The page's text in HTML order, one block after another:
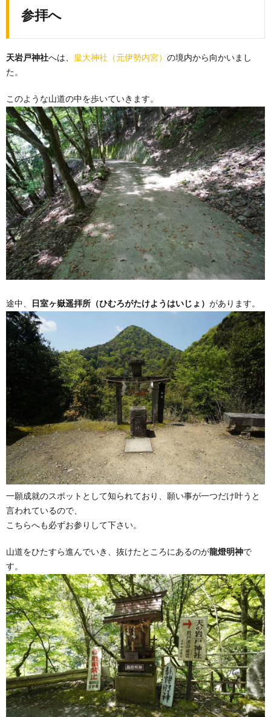
参拝へ
天岩戸神社へは、 皇大神社（元伊勢内宮） の境内から向かいまし
た。
このような山道の中を歩いていきます。
途中、 日室ヶ嶽遥拝所（ひむろがたけようはいじょ） があります。
一願成就のスポットとして知られており、願い事が一つだけ叶うと
言われているので、
こちらへも必ずお参りして下さい。
山道をひたすら進んでいき、抜けたところにあるのが龍燈明神で
す。